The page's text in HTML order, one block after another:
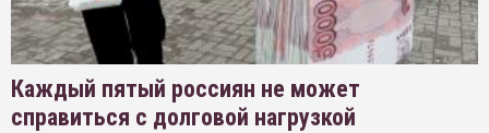
Каждый пятый россиян не может
справиться с долговой нагрузкой